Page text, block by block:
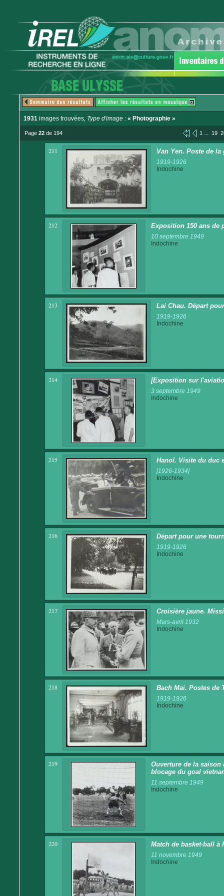
1931 images trouvées, Type d'image : « Photographie »
Page 22 de 194 1 ... 19
211 Van Yen. Poste de
1919-1926
Indochine
212 Exposition 150 ans de
10 septembre 1949
Indochine
213 Lai Chau. Départ
1919-1926
Indochine
214 [Exposition sur
3 septembre 1949
Indochine
215 Hanoï. Visite du duc
[1926-1934]
Indochine
216 Départ pour une
1919-1926
Indochine
217 Croisière jaune.
Mars-avril 1932
Indochine
218 Bach Mai. Postes de
1919-1926
Indochine
219
Ouverture de la saison
blocage du goal
11 septembre 1949
Indochine
220 Match de basket-ball à
11 novembre 1949
Indochine